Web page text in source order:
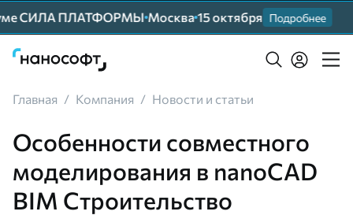
ПЛАТФОРМЫ Москва 15 октября Подробнее
Главная / Компания / Новости и статьи
Особенности совместного
моделирования в nanoCAD
BIM Строительство